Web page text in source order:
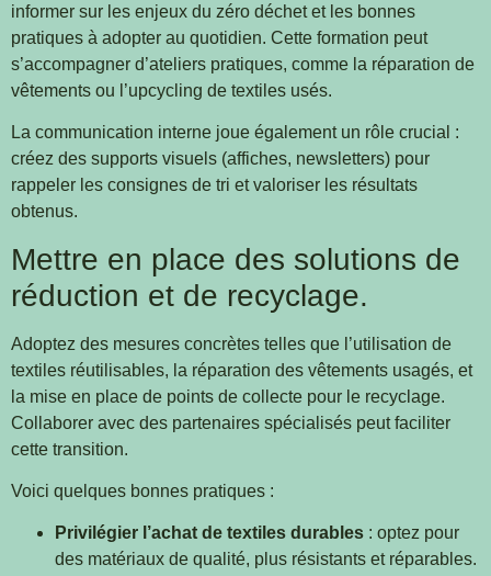
informer sur les enjeux du zéro déchet et les bonnes
pratiques à adopter au quotidien. Cette formation peut
s’accompagner d’ateliers pratiques, comme la réparation de
vêtements ou l’upcycling de textiles usés.
La communication interne joue également un rôle crucial :
créez des supports visuels (affiches, newsletters) pour
rappeler les consignes de tri et valoriser les résultats
obtenus.
Mettre en place des solutions de
réduction et de recyclage.
Adoptez des mesures concrètes telles que l’utilisation de
textiles réutilisables, la réparation des vêtements usagés, et
la mise en place de points de collecte pour le recyclage.
Collaborer avec des partenaires spécialisés peut faciliter
cette transition.
Voici quelques bonnes pratiques :
Privilégier l’achat de textiles durables : optez pour
des matériaux de qualité, plus résistants et réparables.